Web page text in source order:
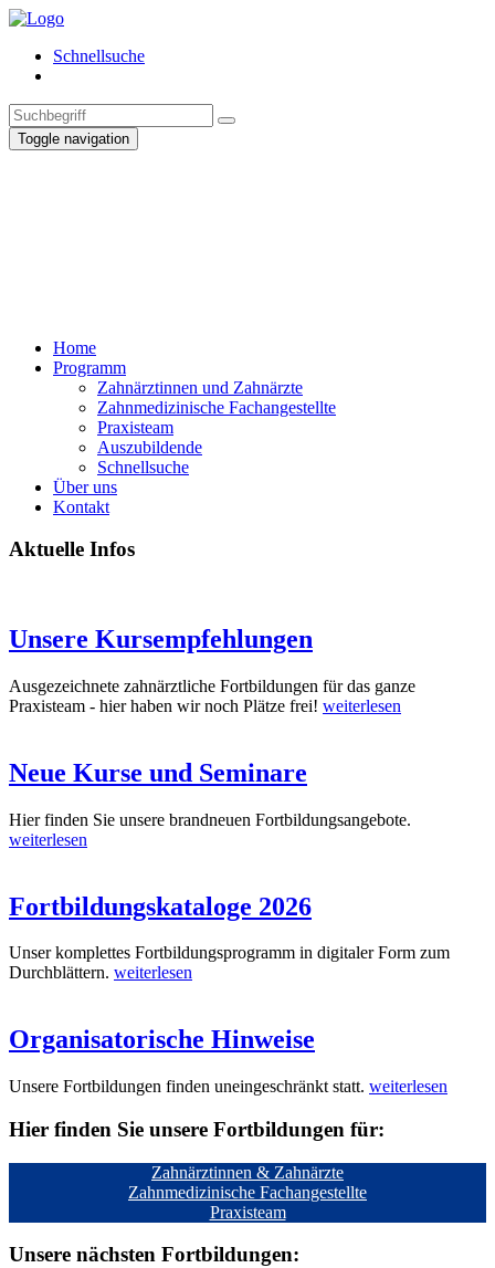
Schnellsuche
Toggle navigation
Home
Programm
Zahnärztinnen und Zahnärzte
Zahnmedizinische Fachangestellte
Praxisteam
Auszubildende
Schnellsuche
Über uns
Kontakt
Aktuelle Infos
Unsere Kursempfehlungen
Ausgezeichnete zahnärztliche Fortbildungen für das ganze
Praxisteam - hier haben wir noch Plätze frei! weiterlesen
Neue Kurse und Seminare
Hier finden Sie unsere brandneuen Fortbildungsangebote.
weiterlesen
Fortbildungskataloge 2026
Unser komplettes Fortbildungsprogramm in digitaler Form zum
Durchblättern. weiterlesen
Organisatorische Hinweise
Unsere Fortbildungen finden uneingeschränkt statt. weiterlesen
Hier finden Sie unsere Fortbildungen für:
Zahnärztinnen & Zahnärzte
Zahnmedizinische Fachangestellte
Praxisteam
Unsere nächsten Fortbildungen: